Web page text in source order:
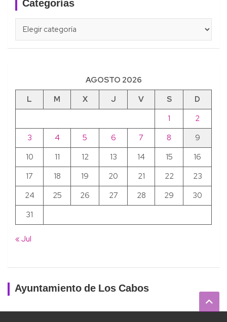
Categorías
AGOSTO 2026
L
M X J V S
D
1
2
3
4 5 6 7 8
9
10
11 12 13 14 15
16
17
18 19 20 21 22
23
24
25 26 27 28 29
30
31
« Jul
Ayuntamiento de Los Cabos